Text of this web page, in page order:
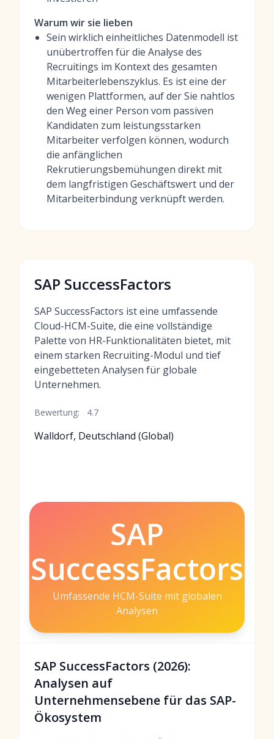
Warum wir sie lieben
Sein wirklich einheitliches Datenmodell ist
unübertroffen für die Analyse des
Recruitings im Kontext des gesamten
Mitarbeiterlebenszyklus. Es ist eine der
wenigen Plattformen, auf der Sie nahtlos
den Weg einer Person vom passiven
Kandidaten zum leistungsstarken
Mitarbeiter verfolgen können, wodurch
die anfänglichen
Rekrutierungsbemühungen direkt mit
dem langfristigen Geschäftswert und der
Mitarbeiterbindung verknüpft werden.
SAP SuccessFactors
SAP SuccessFactors ist eine umfassende
Cloud-HCM-Suite, die eine vollständige
Palette von HR-Funktionalitäten bietet, mit
einem starken Recruiting-Modul und tief
eingebetteten Analysen für globale
Unternehmen.
Bewertung: 4.7
Walldorf, Deutschland (Global)
SAP
SuccessFactors
Umfassende HCM-Suite mit globalen
Analysen
SAP SuccessFactors (2026):
Analysen auf
Unternehmensebene für das SAP-
Ökosystem